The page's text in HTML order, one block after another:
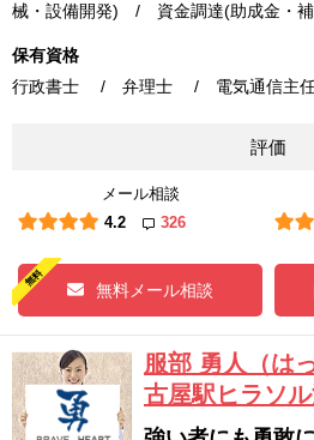
械・設備開発) / 資金調達(助成金・補
保有資格
行政書士 / 弁理士 / 電気通信主
評価
メール相談
4.2
326
無料メール相談
服部 勇人（は
古屋駅ヒラソ